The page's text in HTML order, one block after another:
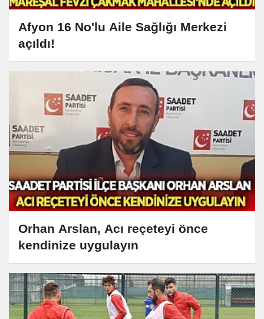
Afyon 16 No'lu Aile Sağlığı Merkezi
açıldı!
Orhan Arslan, Acı reçeteyi önce
kendinize uygulayın